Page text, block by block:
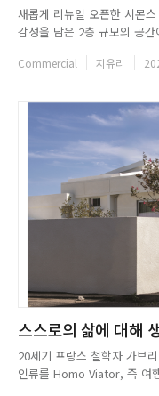
새롭게 리뉴얼 오픈한 시몬
감성을 담은 2층 규모의 공
천장, 설비 공간의 오픈 등을
Commercial 지유리
스스로의 삶에 대해
20세기 프랑스 철학자 가브
인류를 Homo Viator, 즉 여